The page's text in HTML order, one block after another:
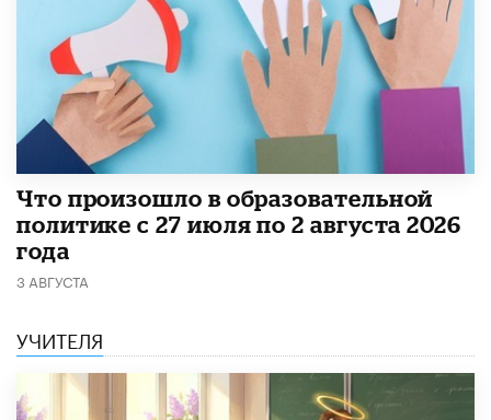
​Что произошло в образовательной
политике с 27 июля по 2 августа 2026
года
3 АВГУСТА
УЧИТЕЛЯ